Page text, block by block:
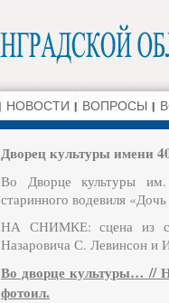
НОВОСТИ ВОПРОСЫ
Дворец культуры имени
Во Дворце культуры
старинного водевиля
НА СНИМКЕ: сцена из
Назаровича С. Левинсон и
Во дворце культуры… //
фотоил.